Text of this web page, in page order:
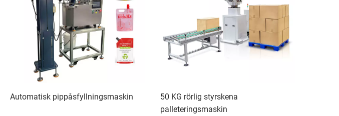
Automatisk pippåsfyllningsmaskin
50 KG rörlig styrskena
palleteringsmaskin